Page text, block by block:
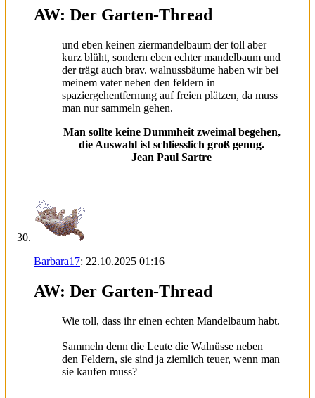
AW: Der Garten-Thread
und eben keinen ziermandelbaum der toll aber
kurz blüht, sondern eben echter mandelbaum und
der trägt auch brav. walnussbäume haben wir bei
meinem vater neben den feldern in
spaziergehentfernung auf freien plätzen, da muss
man nur sammeln gehen.
Man sollte keine Dummheit zweimal begehen,
die Auswahl ist schliesslich groß genug.
Jean Paul Sartre
Barbara17: 22.10.2025 01:16
AW: Der Garten-Thread
Wie toll, dass ihr einen echten Mandelbaum habt.
Sammeln denn die Leute die Walnüsse neben
den Feldern, sie sind ja ziemlich teuer, wenn man
sie kaufen muss?